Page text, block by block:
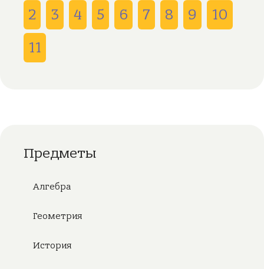
2 3 4 5 6 7 8 9
10
11
Предметы
Алгебра
Геометрия
История